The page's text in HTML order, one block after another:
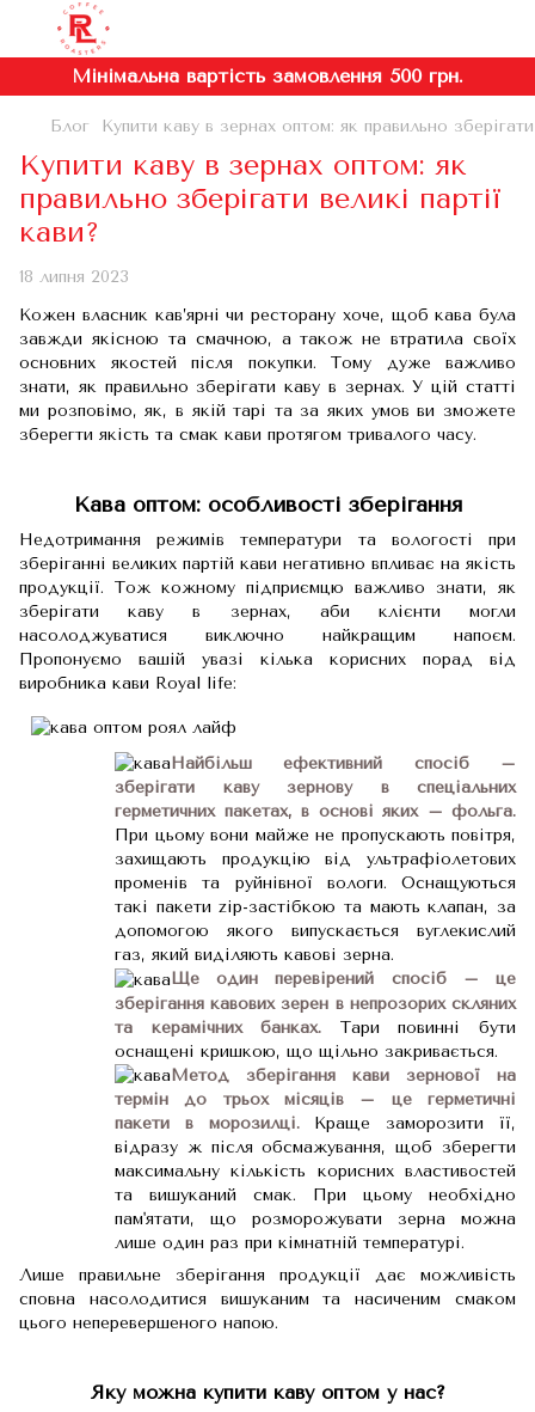
Мінімальна вартість замовлення 500 грн.
Блог Купити каву в зернах оптом: як правильно зберігати
Купити каву в зернах оптом: як
правильно зберігати великі партії
кави?
18 липня 2023
Кожен власник кав’ярні чи ресторану хоче, щоб кава була
завжди якісною та смачною, а також не втратила своїх
основних якостей після покупки. Тому дуже важливо
знати, як правильно зберігати каву в зернах. У цій статті
ми розповімо, як, в якій тарі та за яких умов ви зможете
зберегти якість та смак кави протягом тривалого часу.
Кава оптом: особливості зберігання
Недотримання режимів температури та вологості при
зберіганні великих партій кави негативно впливає на якість
продукції. Тож кожному підприємцю важливо знати, як
зберігати каву в зернах, аби клієнти могли
насолоджуватися виключно найкращим напоєм.
Пропонуємо вашій увазі кілька корисних порад від
виробника кави Royal life:
Найбільш ефективний спосіб –
зберігати каву зернову в спеціальних
герметичних пакетах, в основі яких – фольга.
При цьому вони майже не пропускають повітря,
захищають продукцію від ультрафіолетових
променів та руйнівної вологи. Оснащуються
такі пакети zip-застібкою та мають клапан, за
допомогою якого випускається вуглекислий
газ, який виділяють кавові зерна.
Ще один перевірений спосіб – це
зберігання кавових зерен в непрозорих скляних
та керамічних банках. Тари повинні бути
оснащені кришкою, що щільно закривається.
Метод зберігання кави зернової на
термін до трьох місяців – це герметичні
пакети в морозилці.Краще заморозити її,
відразу ж після обсмажування, щоб зберегти
максимальну кількість корисних властивостей
та вишуканий смак. При цьому необхідно
пам'ятати, що розморожувати зерна можна
лише один раз при кімнатній температурі.
Лише правильне зберігання продукції дає можливість
сповна насолодитися вишуканим та насиченим смаком
цього неперевершеного напою.
Яку можна купити каву оптом у нас?